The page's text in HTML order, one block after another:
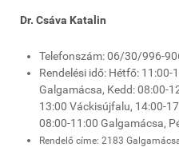
Dr. Csáva Katalin
Telefonszám: 06/30/996-
Rendelési idő: Hétfő:
Galgamácsa, Kedd: 08:00-
13:00 Váckisújfalu, 14:00-
08:00-11:00 Galgamácsa,
Rendelő címe: 2183